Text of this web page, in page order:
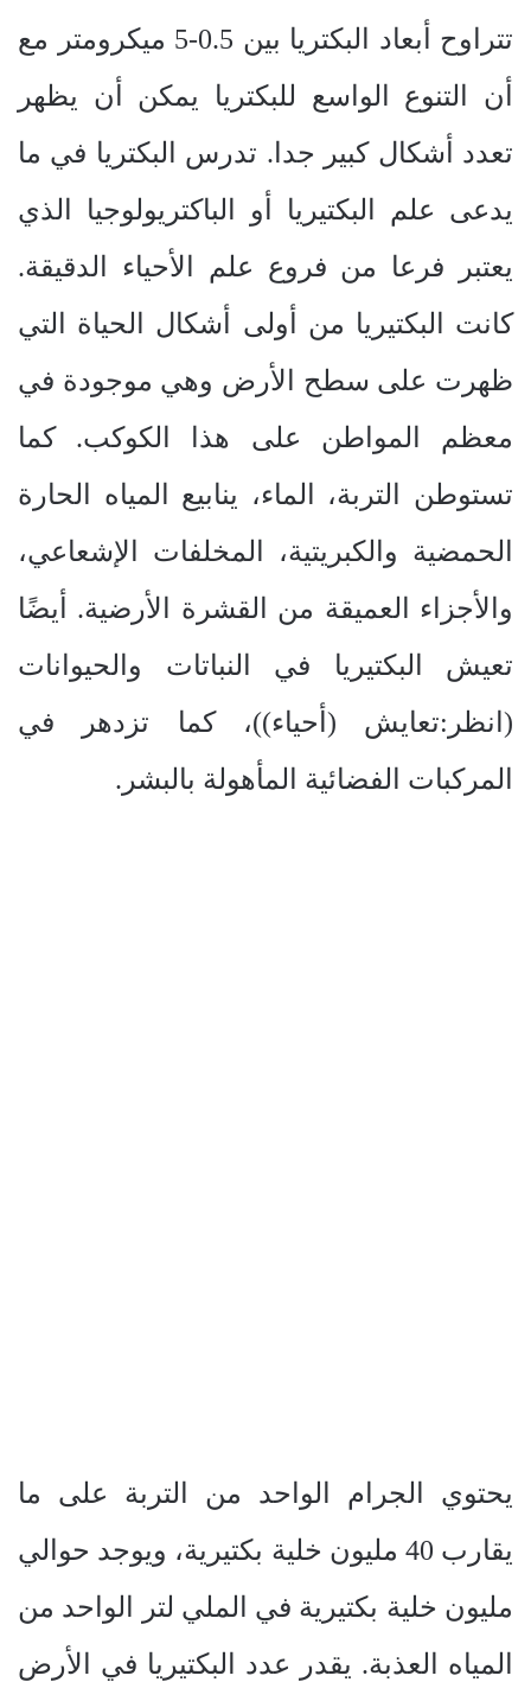
تتراوح أبعاد البكتريا بين 0.5-5 ميكرومتر مع
أن التنوع الواسع للبكتريا يمكن أن يظهر
تعدد أشكال كبير جدا. تدرس البكتريا في ما
يدعى علم البكتيريا أو الباكتريولوجيا الذي
يعتبر فرعا من فروع علم الأحياء الدقيقة.
كانت البكتيريا من أولى أشكال الحياة التي
ظهرت على سطح الأرض وهي موجودة في
معظم المواطن على هذا الكوكب. كما
تستوطن التربة، الماء، ينابيع المياه الحارة
الحمضية والكبريتية، المخلفات الإشعاعي،
والأجزاء العميقة من القشرة الأرضية. أيضًا
تعيش البكتيريا في النباتات والحيوانات
(انظر:تعايش (أحياء))، كما تزدهر في
المركبات الفضائية المأهولة بالبشر.
يحتوي الجرام الواحد من التربة على ما
يقارب 40 مليون خلية بكتيرية، ويوجد حوالي
مليون خلية بكتيرية في الملي لتر الواحد من
المياه العذبة. يقدر عدد البكتيريا في الأرض